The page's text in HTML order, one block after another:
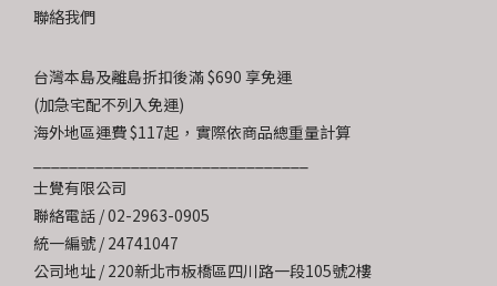
聯絡我們
台灣本島及離島折扣後滿 $690 享免運
(加急宅配不列入免運)
海外地區運費 $117起，實際依商品總重量計算
士覺有限公司
聯絡電話 / 02-2963-0905
統一編號 / 24741047
公司地址 / 220新北市板橋區四川路一段105號2樓